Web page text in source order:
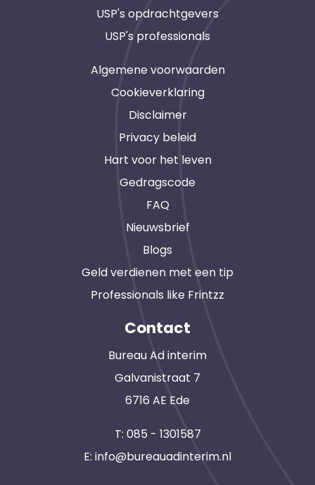
USP's opdrachtgevers
USP's professionals
Algemene voorwaarden
Cookieverklaring
Disclaimer
Privacy beleid
Hart voor het leven
Gedragscode
FAQ
Nieuwsbrief
Blogs
Geld verdienen met een tip
Professionals like Frintzz
Contact
Bureau Ad interim
Galvanistraat 7
6716 AE Ede
T: 085 - 1301587
E: info@bureauadinterim.nl